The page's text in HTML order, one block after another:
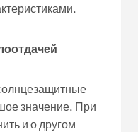
значение. При
и о другом